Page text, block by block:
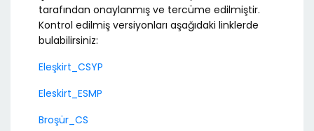
tarafından onaylanmış ve tercüme edilmiştir.
Kontrol edilmiş versiyonları aşağıdaki linklerde
bulabilirsiniz:
Eleşkirt_CSYP
Eleskirt_ESMP
Broşür_CS